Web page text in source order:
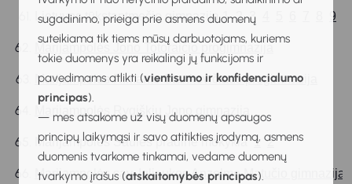
sugadinimo, prieiga prie asmens duomenų
suteikiama tik tiems mūsų darbuotojams, kuriems
tokie duomenys yra reikalingi jų funkcijoms ir
pavedimams atlikti (vientisumo ir konfidencialumo
principas).
— mes atsakome už visų duomenų apsaugos
principų laikymąsi ir savo atitikties įrodymą, asmens
duomenis tvarkome tinkamai, vedame duomenų
tvarkymo įrašus (atskaitomybės principas).
Lietuvos tūkstantmečio gimnazija 1 2 3 9
Marijampolės Jono Totoraičio progimnazija
Marijampolės Rimanto Stankevičiaus progimnazij
Marijampolės Rygiškių Jono gimnazija
Marijampolės Saulės pradinė mokykla 1 2
Marijampolės sav. Igliaukos Anzelmo Matučio gimnazija